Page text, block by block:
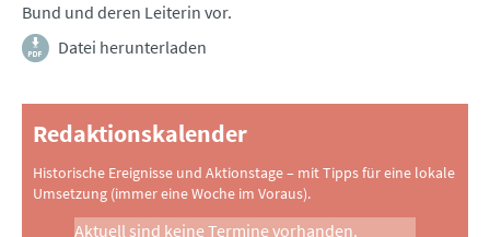
Bund und deren Leiterin vor.
Datei herunterladen
Redaktionskalender
Historische Ereignisse und Aktionstage – mit Tipps für eine lokale
Umsetzung (immer eine Woche im Voraus).
Aktuell sind keine Termine vorhanden.